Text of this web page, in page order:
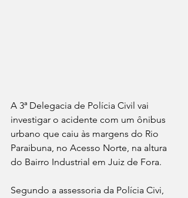
A 3ª Delegacia de Polícia Civil vai
investigar o acidente com um ônibus
urbano que caiu às margens do Rio
Paraibuna, no Acesso Norte, na altura
do Bairro Industrial em Juiz de Fora.
Segundo a assessoria da Polícia Civi,